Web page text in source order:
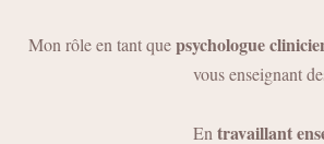
Mon rôle en tant quepsychologue
vous enseignant
En travaillant